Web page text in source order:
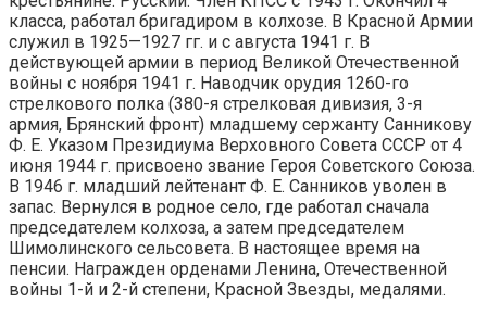
класса, работал бригадиром в колхозе. В Красной Армии
служил в 1925—1927 гг. и с августа 1941 г. В
действующей армии в период Великой Отечественной
войны с ноября 1941 г. Наводчик орудия 1260-го
стрелкового полка (380-я стрелковая дивизия, 3-я
армия, Брянский фронт) младшему сержанту Санникову
Ф. Е. Указом Президиума Верховного Совета СССР от 4
июня 1944 г. присвоено звание Героя Советского Союза.
В 1946 г. младший лейтенант Ф. Е. Санников уволен в
запас. Вернулся в родное село, где работал сначала
председателем колхоза, а затем председателем
Шимолинского сельсовета. В насто­ящее время на
пенсии. Награжден орденами Ленина, Отече­ственной
войны 1-й и 2-й степени, Красной Звезды, меда­лями.